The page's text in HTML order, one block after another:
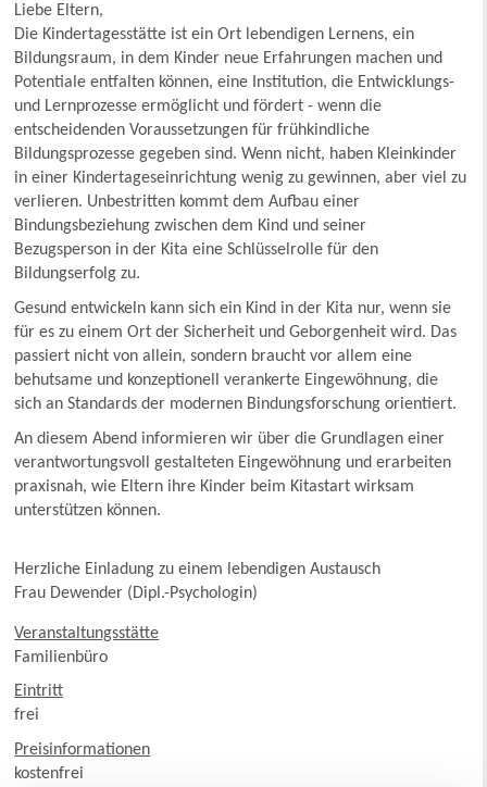
Liebe Eltern,
Die Kindertagesstätte ist ein Ort lebendigen Lernens, ein
Bildungsraum, in dem Kinder neue Erfahrungen machen und
Potentiale entfalten können, eine Institution, die Entwicklungs-
und Lernprozesse ermöglicht und fördert - wenn die
entscheidenden Voraussetzungen für frühkindliche
Bildungsprozesse gegeben sind. Wenn nicht, haben Kleinkinder
in einer Kindertageseinrichtung wenig zu gewinnen, aber viel zu
verlieren. Unbestritten kommt dem Aufbau einer
Bindungsbeziehung zwischen dem Kind und seiner
Bezugsperson in der Kita eine Schlüsselrolle für den
Bildungserfolg zu.
Gesund entwickeln kann sich ein Kind in der Kita nur, wenn sie
für es zu einem Ort der Sicherheit und Geborgenheit wird. Das
passiert nicht von allein, sondern braucht vor allem eine
behutsame und konzeptionell verankerte Eingewöhnung, die
sich an Standards der modernen Bindungsforschung orientiert.
An diesem Abend informieren wir über die Grundlagen einer
verantwortungsvoll gestalteten Eingewöhnung und erarbeiten
praxisnah, wie Eltern ihre Kinder beim Kitastart wirksam
unterstützen können.
Herzliche Einladung zu einem lebendigen Austausch
Frau Dewender (Dipl.-Psychologin)
Veranstaltungsstätte
Familienbüro
Eintritt
frei
Preisinformationen
kostenfrei